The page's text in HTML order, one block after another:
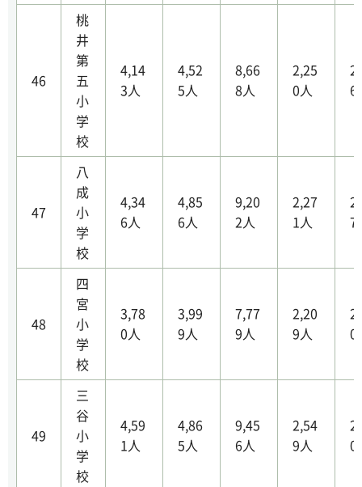
46
桃
井
第
五
小
学
校
4,14
3人
4,52
5人
8,66
8人
2,25
0人
6
47
八
成
小
学
校
4,34
6人
4,85
6人
9,20
2人
2,27
1人
7
48
四
宮
小
学
校
3,78
0人
3,99
9人
7,77
9人
2,20
9人
0
49
三
谷
小
学
校
4,59
1人
4,86
5人
9,45
6人
2,54
9人
0